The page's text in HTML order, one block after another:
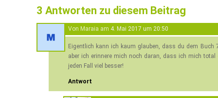
3 Antworten zu diesem Beitrag
Von Maraia am 4. Mai 2017 um 20:50
Eigentlich kann ich kaum glauben, dass du dem Buch
aber ich erinnere mich noch daran, dass ich mich
jeden Fall viel besser!
Antwort